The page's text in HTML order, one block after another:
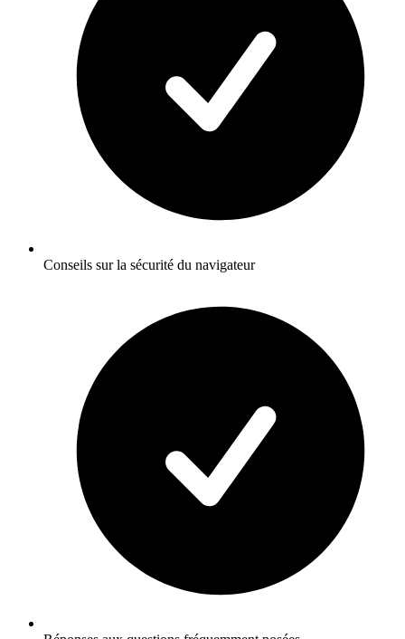
Conseils sur la sécurité du navigateur